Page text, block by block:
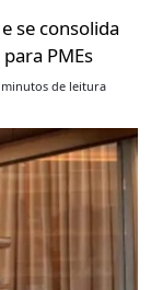
se consolida
PMEs
de leitura